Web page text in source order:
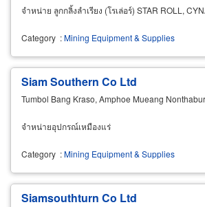
จำหน่าย ลูกกลิ้งลำเรียง (โรเล่อร์) STAR ROLL,
Category :Mining Equipment & Supplies
Siam Southern Co Ltd
Tumbol Bang Kraso, Amphoe Mueang
จำหน่ายอุปกรณ์เหมืองแร่
Category :Mining Equipment & Supplies
Siamsouthturn Co Ltd